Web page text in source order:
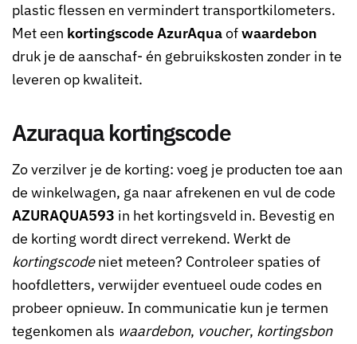
plastic flessen en vermindert transportkilometers.
Met een kortingscode AzurAquaofwaardebon
druk je de aanschaf- én gebruikskosten zonder in te
leveren op kwaliteit.
Azuraqua kortingscode
Zo verzilver je de korting: voeg je producten toe aan
de winkelwagen, ga naar afrekenen en vul de code
AZURAQUA593 in het kortingsveld in. Bevestig en
de korting wordt direct verrekend. Werkt de
kortingscodeniet meteen? Controleer spaties of
hoofdletters, verwijder eventueel oude codes en
probeer opnieuw. In communicatie kun je termen
tegenkomen als waardebon, voucher, kortingsbon